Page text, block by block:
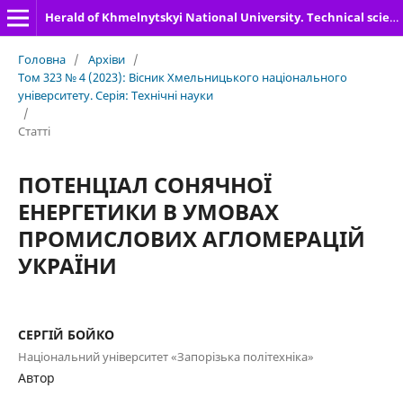
Herald of Khmelnytskyi National University. Technical sciences
Головна / Архіви /
Том 323 № 4 (2023): Вісник Хмельницького національного
університету. Серія: Технічні науки
/
Статті
ПОТЕНЦІАЛ СОНЯЧНОЇ
ЕНЕРГЕТИКИ В УМОВАХ
ПРОМИСЛОВИХ АГЛОМЕРАЦІЙ
УКРАЇНИ
СЕРГІЙ БОЙКО
Національний університет «Запорізька політехніка»
Автор